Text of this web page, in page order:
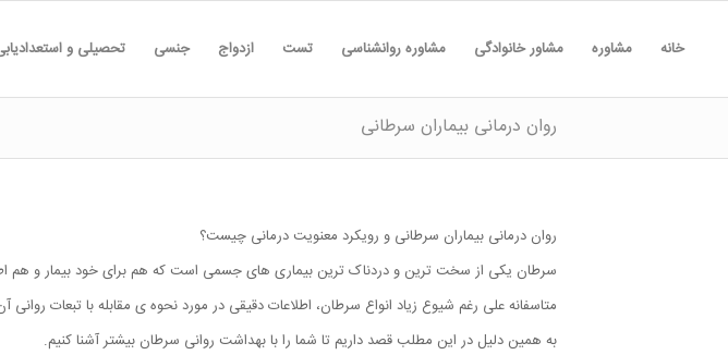
خانه مشاوره مشاور خانوادگی مشاوره روانشناسی تست ازدواج جنسی تحصیلی و
روان درمانی بیماران سرطانی
روان درمانی بیماران سرطانی و رویکرد معنویت درمانی چیست؟
سرطان یکی از سخت ترین و دردناک ترین بیماری های جسمی است که هم برای خود بیمار و هم
متاسفانه علی رغم شیوع زیاد انواع سرطان، اطلاعات دقیقی در مورد نحوه ی مقابله با تبعات روانی
به همین دلیل در این مطلب قصد داریم تا شما را با بهداشت روانی سرطان بیشتر آشنا کنیم.